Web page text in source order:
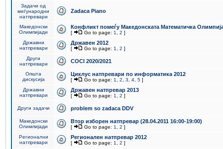
Задачи од
меѓународни
натпревари
Zadaca Piano
Македонски
Олимпијади
Конфликт помеѓу Македонската Математичка
[ Go to page: 1 2 ]
Државни
натпревари
Државен 2012
[ Go to page: 1 2 ]
Други
натпревари
COCI 2020/2021
Општа
дискусија
Циклус натпревари по информатика 2012
[ Go to page: 1 2 3 4 5 ]
Државни
натпревари
Државен натпревар 2013
[ Go to page: 1 2 ]
Други задачи problem so zadaca DDV
Македонски
Олимпијади
Втор изборен натпревар (28.04.2011 16:00-19:00)
[ Go to page: 1 2 ]
Регионални
натпревари
Регионален натпревар 2012
[ Go to page: 1 2 ]